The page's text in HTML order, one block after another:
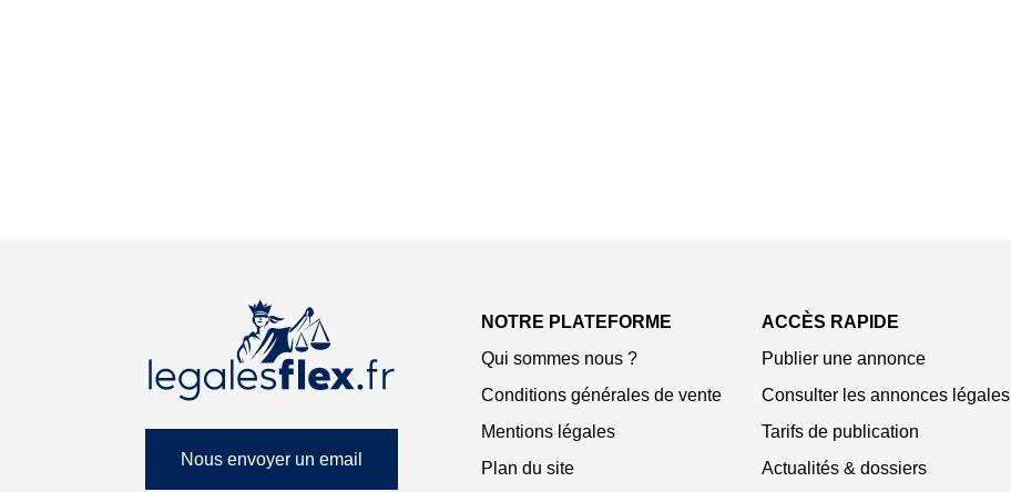
Nous envoyer un email
NOTRE PLATEFORME
Qui sommes nous ?
Conditions générales de vente
Mentions légales
Plan du site
ACCÈS RAPIDE
Publier une annonce
Consulter les annonces légales
Tarifs de publication
Actualités & dossiers